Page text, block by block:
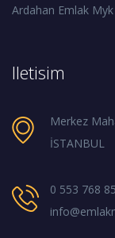
Ardahan Emlak
Iletisim
Merkez
İSTANBUL
0 553 768